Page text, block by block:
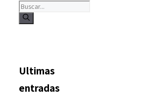
Buscar:
Ultimas
entradas